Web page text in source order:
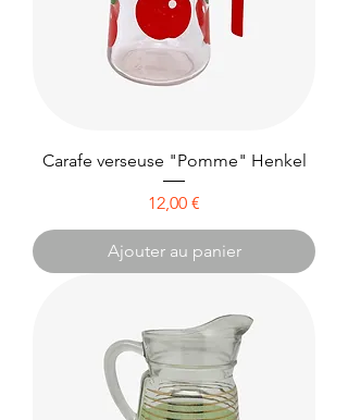
Carafe verseuse "Pomme" Henkel
Prix
12,00 €
Ajouter au panier